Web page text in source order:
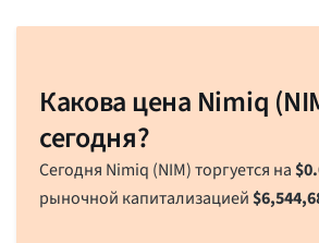
Какова цена Nimiq
сегодня?
Сегодня Nimiq (NIM) торгуется на$
рыночной капитализацией$